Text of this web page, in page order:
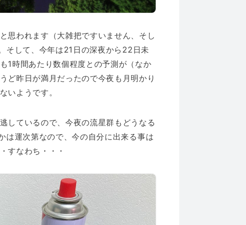
思われます（大雑把ですいません、そし
そして、今年は21日の深夜から22日未
1時間あたり数個程度との予測が（なか
ど昨日が満月だったので今夜も月明かり
いようです。
しているので、今夜の流星群もどうなる
は運次第なので、今の自分に出来る事は
すなわち・・・